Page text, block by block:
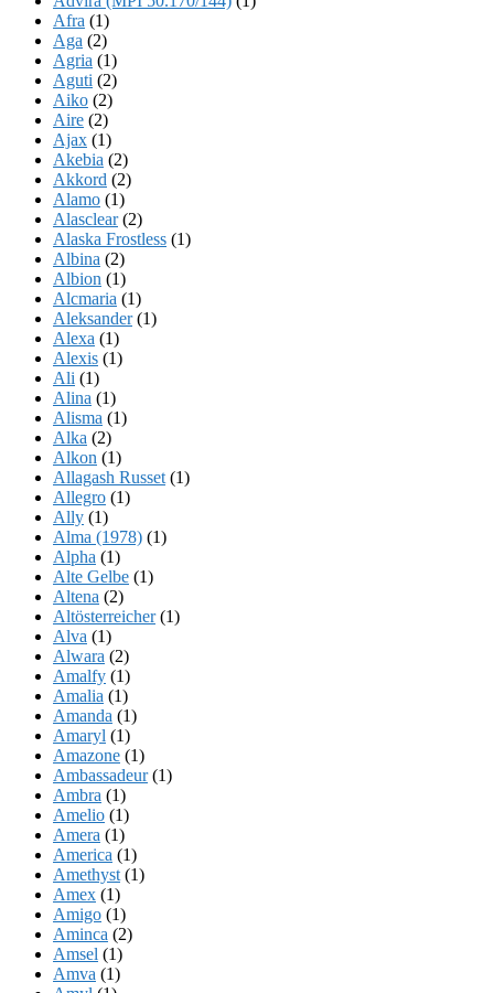
Afra (1)
Aga (2)
Agria (1)
Aguti (2)
Aiko (2)
Aire (2)
Ajax (1)
Akebia (2)
Akkord (2)
Alamo (1)
Alasclear(2)
Alaska Frostless (1)
Albina (2)
Albion (1)
Alcmaria (1)
Aleksander(1)
Alexa (1)
Alexis (1)
Ali (1)
Alina (1)
Alisma (1)
Alka (2)
Alkon (1)
Allagash Russet (1)
Allegro (1)
Ally (1)
Alma (1978) (1)
Alpha (1)
Alte Gelbe (1)
Altena (2)
Altösterreicher(1)
Alva (1)
Alwara (2)
Amalfy (1)
Amalia (1)
Amanda (1)
Amaryl (1)
Amazone (1)
Ambassadeur(1)
Ambra (1)
Amelio (1)
Amera (1)
America (1)
Amethyst (1)
Amex (1)
Amigo (1)
Aminca (2)
Amsel (1)
Amva (1)